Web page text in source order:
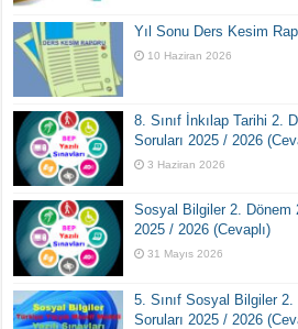
Yıl Sonu Ders Kesim
10 Haziran 2026
8. Sınıf İnkılap Tarihi 2.
Soruları 2025 / 2026
3 Haziran 2026
Sosyal Bilgiler 2. Dönem
2025 / 2026 (Cevaplı)
31 Mayıs 2026
5. Sınıf Sosyal Bilgiler 2.
Soruları 2025 / 2026